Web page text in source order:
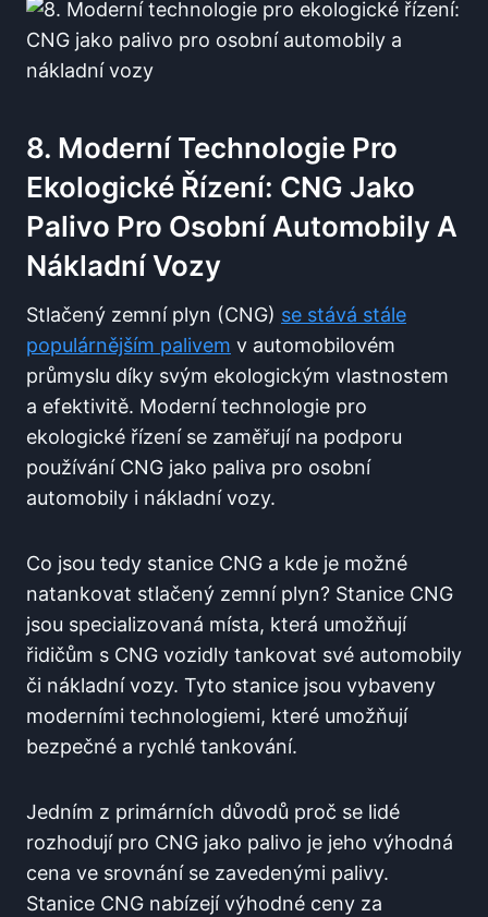
8. Moderní Technologie Pro
Ekologické Řízení: CNG Jako
Palivo Pro Osobní Automobily A
Nákladní Vozy
Stlačený zemní plyn (CNG) se stává stále
populárnějším palivem v automobilovém
průmyslu díky svým ekologickým vlastnostem
a efektivitě. Moderní technologie pro
ekologické řízení se zaměřují na podporu
používání CNG jako paliva pro osobní
automobily i nákladní vozy.
Co jsou tedy stanice CNG a kde je možné
natankovat stlačený zemní plyn? Stanice CNG
jsou specializovaná místa, která umožňují
řidičům s CNG vozidly tankovat své automobily
či nákladní vozy. Tyto stanice jsou vybaveny
moderními technologiemi, které umožňují
bezpečné a rychlé tankování.
Jedním z primárních důvodů proč se lidé
rozhodují pro CNG jako palivo je jeho výhodná
cena ve srovnání se zavedenými palivy.
Stanice CNG nabízejí výhodné ceny za